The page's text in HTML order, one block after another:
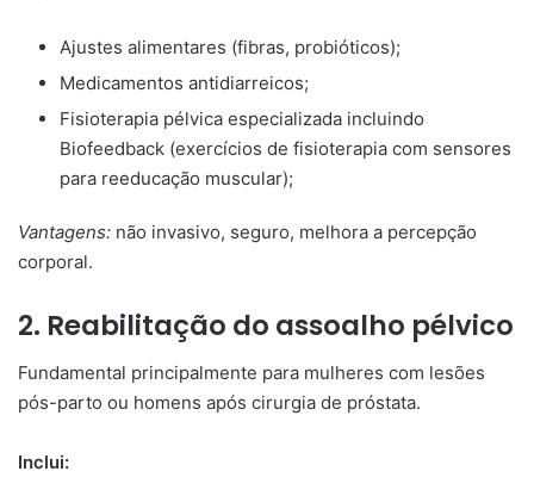
Ajustes alimentares (fibras, probióticos);
Medicamentos antidiarreicos;
Fisioterapia pélvica especializada incluindo
Biofeedback (exercícios de fisioterapia com sensores
para reeducação muscular);
Vantagens: não invasivo, seguro, melhora a percepção
corporal.
2. Reabilitação do assoalho pélvico
Fundamental principalmente para mulheres com lesões
pós-parto ou homens após cirurgia de próstata.
Inclui: